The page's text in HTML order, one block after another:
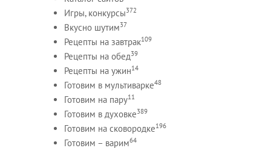
Игры, конкурсы372
Вкусно шутим37
Рецепты на завтрак109
Рецепты на обед39
Рецепты на ужин14
Готовим в мультиварке48
Готовим на пару11
Готовим в духовке389
Готовим на сковородке196
Готовим – варим64